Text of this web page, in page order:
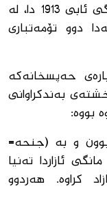
بە گوێرەی بەڵگەنامەیەكی تر، لە مانگی ئابی 1913 دا، لە
دوو تۆمەتباری
حەپسخانەكە
دەگەینە ساڵی 1917، كە خشتەی بەندكراوانی
و بە (جنحە=
ئازاردا تەنیا
كراوە. هەردوو